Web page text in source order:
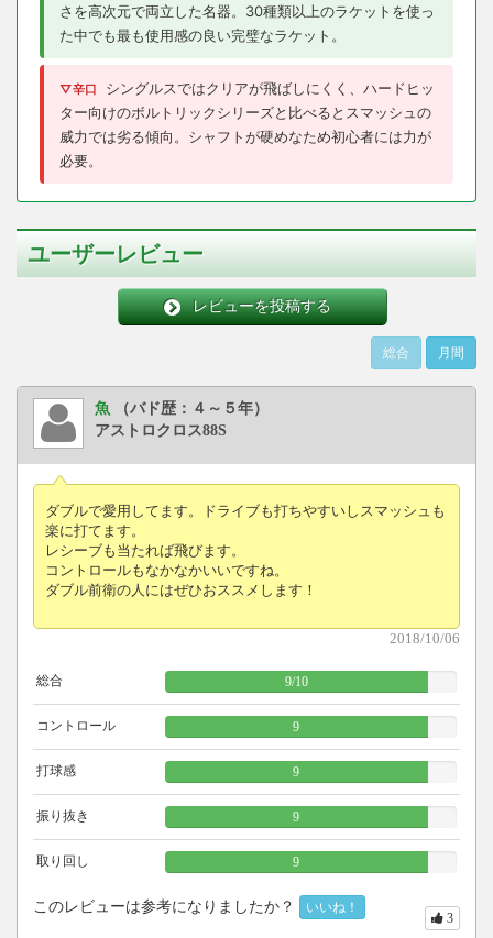
さを高次元で両立した名器。30種類以上のラケットを使っ
た中でも最も使用感の良い完璧なラケット。
▽辛口
シングルスではクリアが飛ばしにくく、ハードヒッ
ター向けのボルトリックシリーズと比べるとスマッシュの
威力では劣る傾向。シャフトが硬めなため初心者には力が
必要。
ユーザーレビュー
レビューを投稿する
総合 月間
魚
（バド歴：４～５年）
アストロクロス88S
ダブルで愛用してます。ドライブも打ちやすいしスマッシュも
楽に打てます。
レシーブも当たれば飛びます。
コントロールもなかなかいいですね。
ダブル前衛の人にはぜひおススメします！
2018/10/06
総合 9/10
コントロール 9
打球感 9
振り抜き 9
取り回し 9
このレビューは参考になりましたか？ いいね！
3